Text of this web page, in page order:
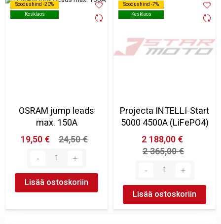
Soodushind -20%
Kesklaos
Soodushind -20%
Kesklaos
OSRAM jump leads
max. 150A
19,50 €
24,50 €
Lisää ostoskoriin
Soodushind -7%
Kesklaos
Soodushind -7%
Kesklaos
Projecta INTELLI-Start
5000 4500A (LiFePO4)
2 188,00 €
2 365,00 €
Lisää ostoskoriin